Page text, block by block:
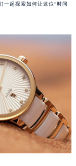
一起探索如何让这位“时间